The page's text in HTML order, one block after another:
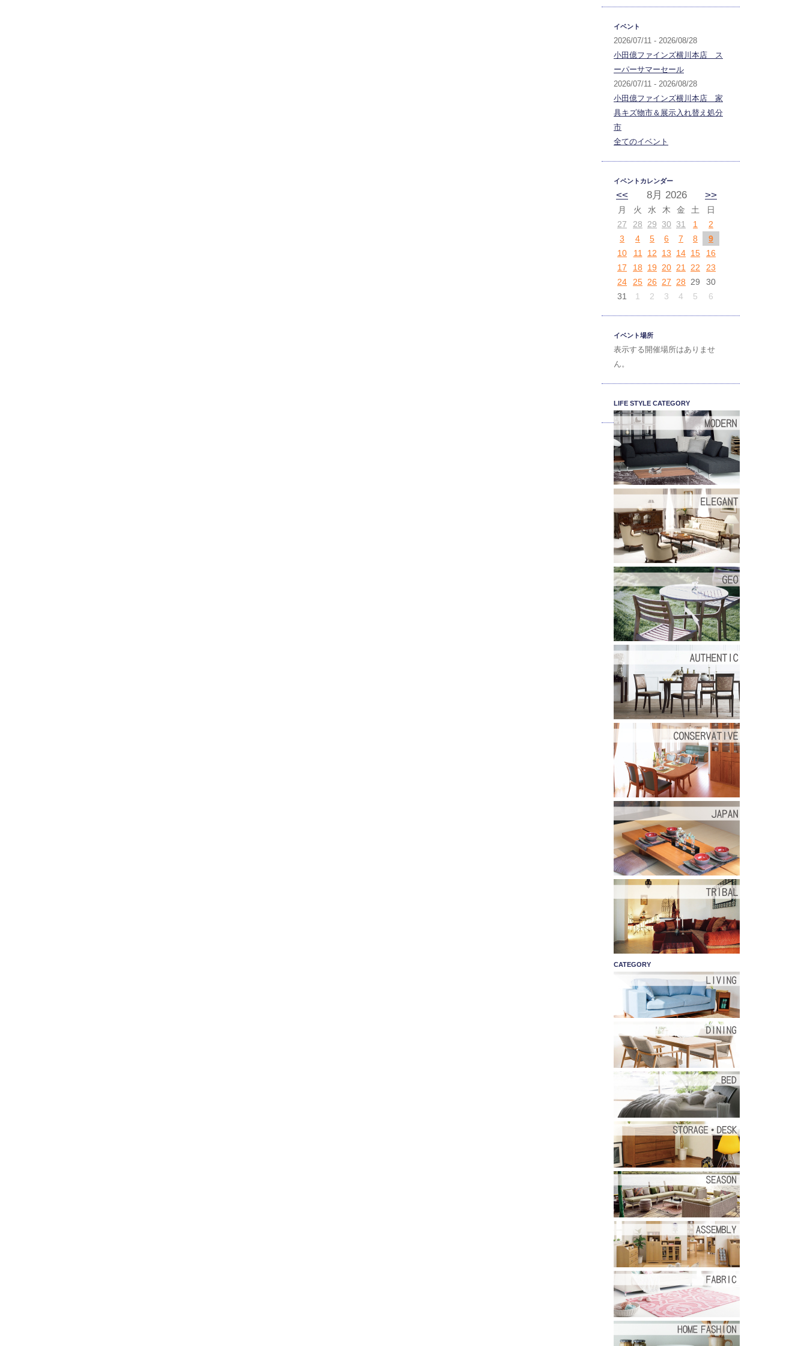
イベント
2026/07/11 - 2026/08/28
小田億ファインズ横川本店 ス
ーパーサマーセール
2026/07/11 - 2026/08/28
小田億ファインズ横川本店 家
具キズ物市＆展示入れ替え処分
市
全てのイベント
イベントカレンダー
<< 8月 2026 >>
月 火 水 木 金 土
日
27
28 29 30 31 1
2
3
4 5 6 7 8
9
10
11 12 13 14 15
16
17
18 19 20 21 22
23
24
25 26 27 28 29
30
31
1 2 3 4 5 6
イベント場所
表示する開催場所はありませ
ん。
LIFE STYLE CATEGORY
CATEGORY